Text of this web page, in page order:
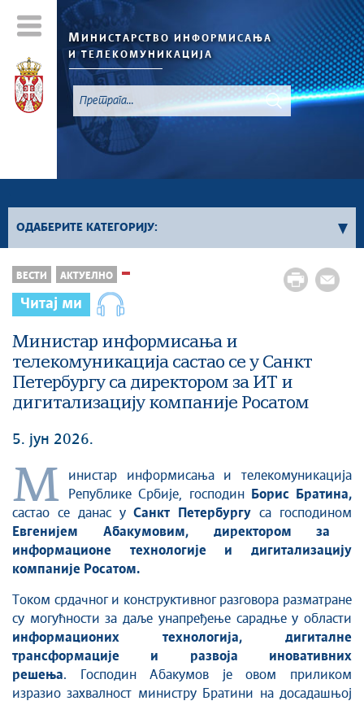
МИНИСТАРСТВО ИНФОРМИСАЊА
И ТЕЛЕКОМУНИКАЦИЈА
ОДАБЕРИТЕ КАТЕГОРИЈУ:
Конкурси из области информисања
Конкурси из области телекомуникација
Конкурси из области информационог
друштва
ВЕСТИ АКТУЕЛНО
Читај ми
Министар информисања и
телекомуникација састао се у Санкт
Петербургу са директором за ИТ и
дигитализацију компаније Росатом
5. јун 2026.
М
инистар информисања и телекомуникација
Републике Србије, господин
Борис Братина,
састао се данас уСанкт Петербургу са господином
Евгенијем Абакумовим, директором за
информационе технологије и дигитализацију
компаније Росатом.
Током срдачног и конструктивног разговора разматране
су могућности за даље унапређење сарадње у области
информационих технологија, дигиталне
трансформације и развоја иновативних
решења. Господин Абакумов је овом приликом
изразио захвалност министру Братини на досадашњој